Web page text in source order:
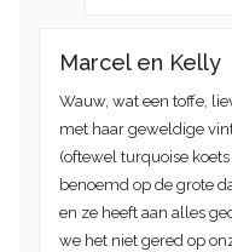
Marcel en Kelly
Wauw, wat een toffe,
met haar geweldige
(oftewel turquoise
benoemd op de grote
en ze heeft aan alles
we het niet gered op